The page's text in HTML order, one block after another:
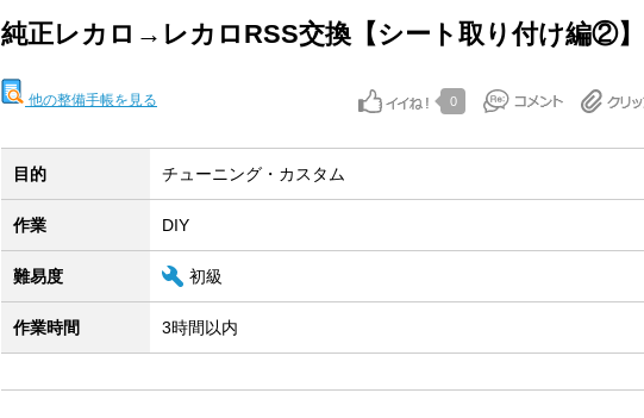
純正レカロ→レカロRSS交換【シート取り付け編②】
他の整備手帳を見る 0
目的 チューニング・カスタム
作業 DIY
難易度 初級
作業時間 3時間以内